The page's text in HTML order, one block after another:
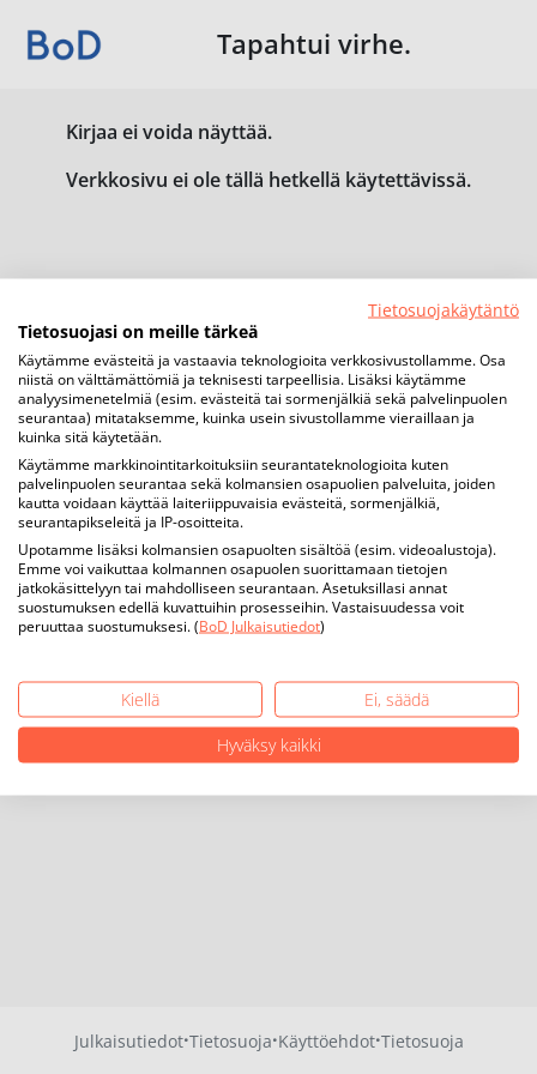
Tapahtui virhe.
Kirjaa ei voida näyttää.
Verkkosivu ei ole tällä hetkellä käytettävissä.
Julkaisutiedot·Tietosuoja·Käyttöehdot·Tietosuoja
Tietosuojakäytäntö
Tietosuojasi on meille tärkeä
Käytämme evästeitä ja vastaavia teknologioita verkkosivustollamme. Osa
niistä on välttämättömiä ja teknisesti tarpeellisia. Lisäksi käytämme
analyysimenetelmiä (esim. evästeitä tai sormenjälkiä sekä palvelinpuolen
seurantaa) mitataksemme, kuinka usein sivustollamme vieraillaan ja
kuinka sitä käytetään.
Käytämme markkinointitarkoituksiin seurantateknologioita kuten
palvelinpuolen seurantaa sekä kolmansien osapuolien palveluita, joiden
kautta voidaan käyttää laiteriippuvaisia evästeitä, sormenjälkiä,
seurantapikseleitä ja IP-osoitteita.
Upotamme lisäksi kolmansien osapuolten sisältöä (esim. videoalustoja).
Emme voi vaikuttaa kolmannen osapuolen suorittamaan tietojen
jatkokäsittelyyn tai mahdolliseen seurantaan. Asetuksillasi annat
suostumuksen edellä kuvattuihin prosesseihin. Vastaisuudessa voit
peruuttaa suostumuksesi. (BoD Julkaisutiedot)
Kiellä
Ei, säädä
Hyväksy kaikki